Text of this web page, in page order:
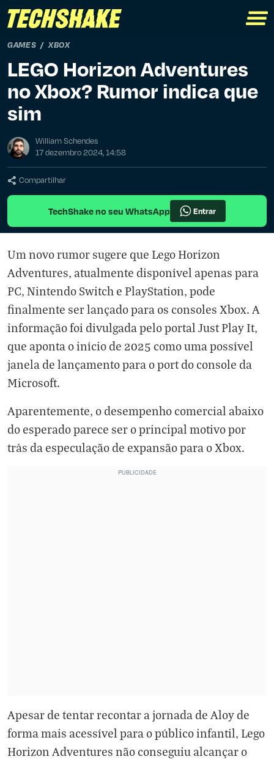
GAMES XBOX
LEGO Horizon Adventures
no Xbox? Rumor indica que
sim
William Schendes
17 dezembro 2024, 14:58
Compartilhar
TechShake no seu WhatsApp Entrar
Um novo rumor sugere que Lego Horizon
Adventures, atualmente disponível apenas para
PC, Nintendo Switch e PlayStation, pode
finalmente ser lançado para os consoles Xbox. A
informação foi divulgada pelo portal Just Play It,
que aponta o início de 2025 como uma possível
janela de lançamento para o port do console da
Microsoft.
Aparentemente, o desempenho comercial abaixo
do esperado parece ser o principal motivo por
trás da especulação de expansão para o Xbox.
Apesar de tentar recontar a jornada de Aloy de
forma mais acessível para o público infantil, Lego
Horizon Adventures não conseguiu alcançar o